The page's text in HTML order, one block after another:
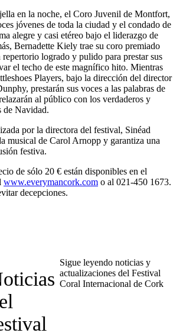
en la noche, el Coro Juvenil de Montfort,
jóvenes de toda la ciudad y el condado de
alegre y casi etéreo bajo el liderazgo de
Bernadette Kiely trae su coro premiado
repertorio logrado y pulido para prestar sus
el techo de este magnífico hito. Mientras
Players, bajo la dirección del director
prestarán sus voces a las palabras de
al público con los verdaderos y
de Navidad.
por la directora del festival, Sinéad
musical de Carol Arnopp y garantiza una
festiva.
de sólo 20 € están disponibles en el
www.everymancork.com o al 021-450 1673.
decepciones.
Sigue leyendo noticias y
actualizaciones del Festival
Coral Internacional de Cork